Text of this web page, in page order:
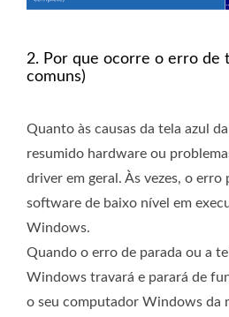
2. Por que ocorre o erro de
comuns)
Quanto às causas da tela azul
resumido hardware ou
driver em geral. Às vezes, o erro
software de baixo nível em
Windows.
Quando o erro de parada ou a
Windows travará e parará de
o seu computador Windows da